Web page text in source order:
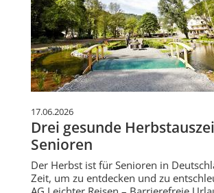
17.06.2026
Drei gesunde
Senioren
Der Herbst ist für Senioren in
Zeit, um zu entdecken und zu